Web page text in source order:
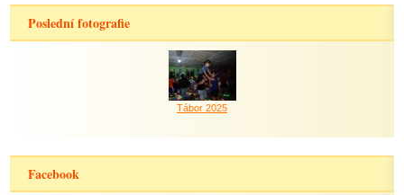
Poslední fotografie
Tábor 2025
Facebook